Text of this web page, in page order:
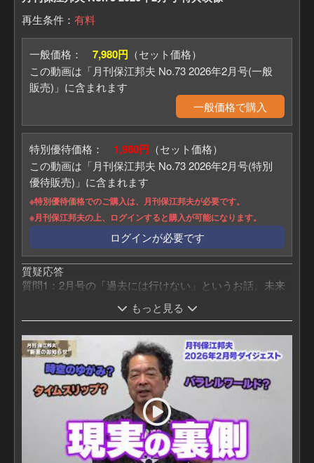
再生条件： 有料
一般価格： 7,980円 （セット価格）
この動画は「月刊保江邦夫 No.73 2026年2月号(一般
販売)」に含まれます
一般価格で購入
特別優待価格： 1,980円 （セット価格）
この動画は「月刊保江邦夫 No.73 2026年2月号(特別
優待販売)」に含まれます
※特別優待価格でのご購入は、月刊保江邦夫が必要です。
※月刊保江邦夫の上、ログインすると購入が可能になります。
ログインが必要です
質疑応答
質問1：2月号の「過去には行けない」というお話。未来
質問2：アンドロメダや、シリウスから転生した人以外に
もっと見る